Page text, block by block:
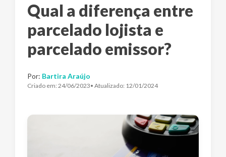
Qual a diferença entre
parcelado lojista e
parcelado emissor?
Por: Bartira Araújo
Criado em: 24/06/2023• Atualizado: 12/01/2024